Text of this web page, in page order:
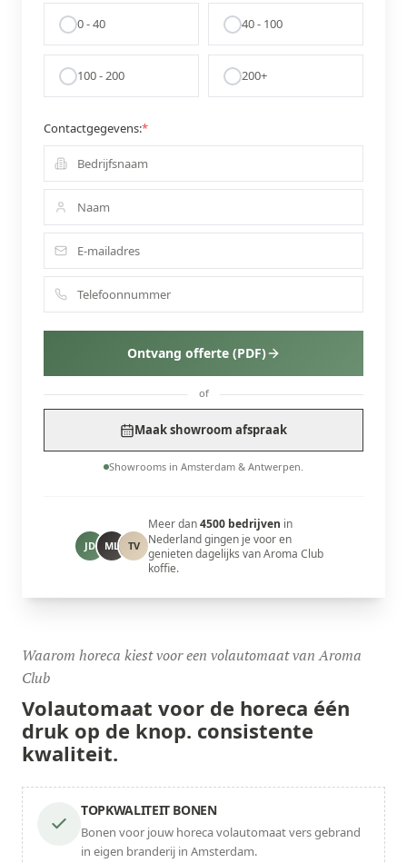
0 - 40 40 - 100
100 - 200 200+
Contactgegevens:*
Ontvang offerte (PDF)
of
Maak showroom afspraak
Showrooms in Amsterdam & Antwerpen.
JD ML TV
Meer dan4500 bedrijven in
Nederland gingen je voor en
genieten dagelijks van Aroma Club
koffie.
Waarom horeca kiest voor een volautomaat van Aroma
Club
Volautomaat voor de horeca één
druk op de knop. consistente
kwaliteit.
TOPKWALITEIT BONEN
Bonen voor jouw horeca volautomaat vers gebrand
in eigen branderij in Amsterdam.